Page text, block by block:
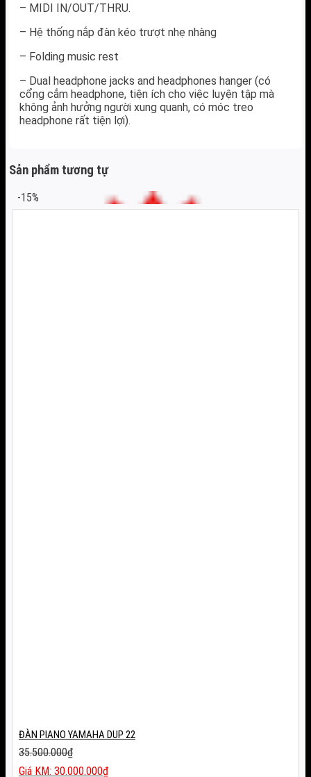
– MIDI IN/OUT/THRU.
– Hệ thống nắp đàn kéo trượt nhẹ nhàng
– Folding music rest
– Dual headphone jacks and headphones hanger (có
cổng cắm headphone, tiện ích cho việc luyện tập mà
không ảnh hưởng người xung quanh, có móc treo
headphone rất tiện lợi).
Sản phẩm tương tự
-15%
ĐÀN PIANO YAMAHA DUP 22
35.500.000₫
Giá
30.000.000₫